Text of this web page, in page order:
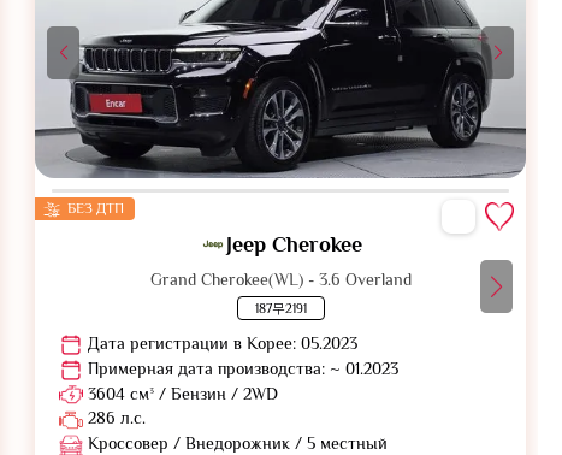
БЕЗ ДТП
Jeep Cherokee
Grand Cherokee(WL) - 3.6 Overland
187무2191
Дата регистрации в Корее: 05.2023
Примерная дата производства: ~ 01.2023
3604 см³ / Бензин / 2WD
286 л.с.
Кроссовер / Внедорожник / 5 местный